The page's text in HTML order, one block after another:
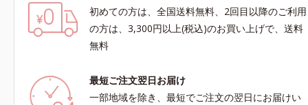
初めての方は、全国送料無料、2回目以降のご利用
の方は、3,300円以上(税込)のお買い上げで、送料
無料
最短ご注文翌日お届け
一部地域を除き、最短でご注文の翌日にお届けい